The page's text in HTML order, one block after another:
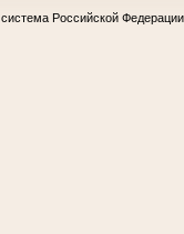
Российской